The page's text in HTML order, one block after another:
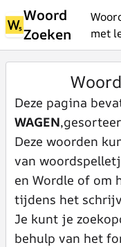
Woord
Zoeken
met
Deze pagina
WAGEN
Deze woorden
van
en Wordle of om
tijdens het
Je kunt je
behulp van het